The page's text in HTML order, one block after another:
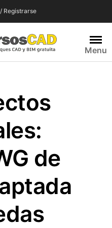
Registrarse
Menu
de